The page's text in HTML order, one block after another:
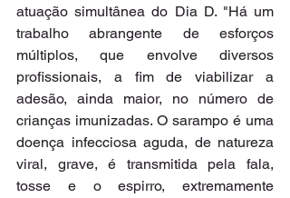
atuação simultânea do Dia D. "Há um
trabalho abrangente de esforços
múltiplos, que envolve diversos
profissionais, a fim de viabilizar a
adesão, ainda maior, no número de
crianças imunizadas. O sarampo é uma
doença infecciosa aguda, de natureza
viral, grave, é transmitida pela fala,
tosse e o espirro, extremamente